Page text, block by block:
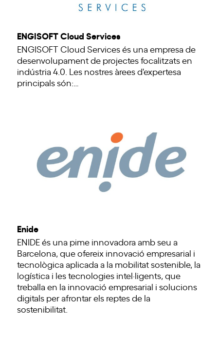
ENGISOFT Cloud Services
ENGISOFT Cloud Services és una empresa de
desenvolupament de projectes focalitzats en
indústria 4.0. Les nostres àrees d'expertesa
principals són:…
Enide
ENIDE és una pime innovadora amb seu a
Barcelona, que ofereix innovació empresarial i
tecnològica aplicada a la mobilitat sostenible, la
logística i les tecnologies intel·ligents, que
treballa en la innovació empresarial i solucions
digitals per afrontar els reptes de la
sostenibilitat.